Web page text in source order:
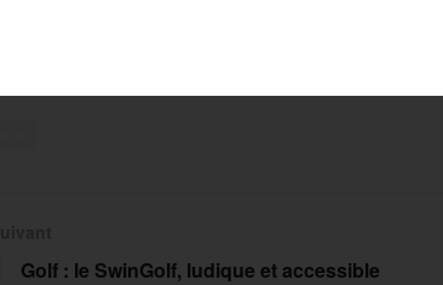
Golf : le SwinGolf, ludique et accessible